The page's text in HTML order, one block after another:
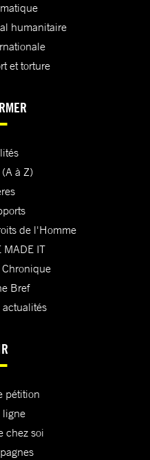
humanitaire
et torture
à Z)
de l'Homme
MADE IT
Chronique
Bref
pétition
ligne
chez soi